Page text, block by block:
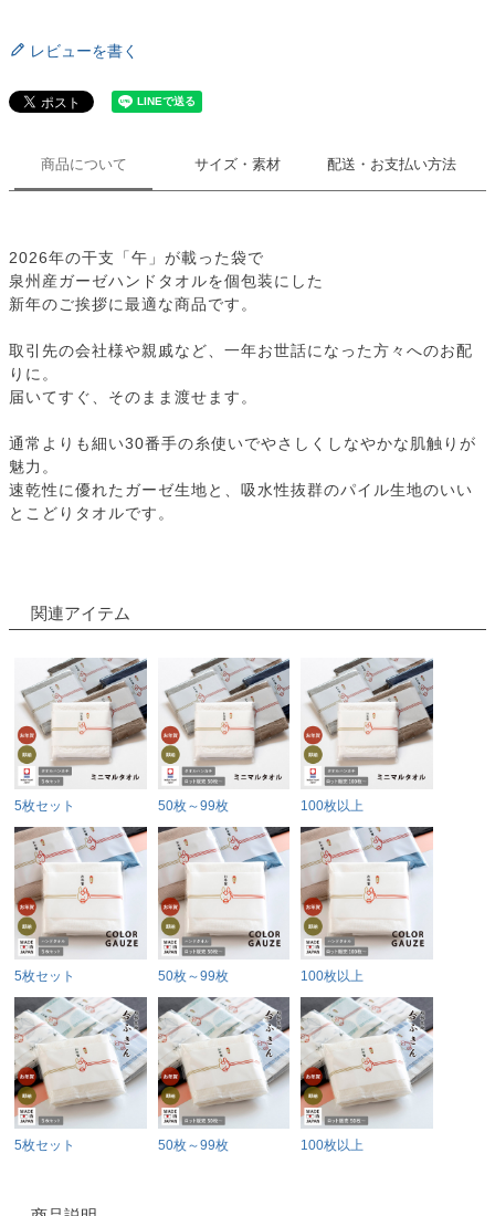
レビューを書く
商品について サイズ・素材 配送・お支払い方法
2026年の干支「午」が載った袋で
泉州産ガーゼハンドタオルを個包装にした
新年のご挨拶に最適な商品です。
取引先の会社様や親戚など、一年お世話になった方々へのお配
りに。
届いてすぐ、そのまま渡せます。
通常よりも細い30番手の糸使いでやさしくしなやかな肌触りが
魅力。
速乾性に優れたガーゼ生地と、吸水性抜群のパイル生地のいい
とこどりタオルです。
関連アイテム
5枚セット 50枚～99枚 100枚以上
5枚セット 50枚～99枚 100枚以上
5枚セット 50枚～99枚 100枚以上